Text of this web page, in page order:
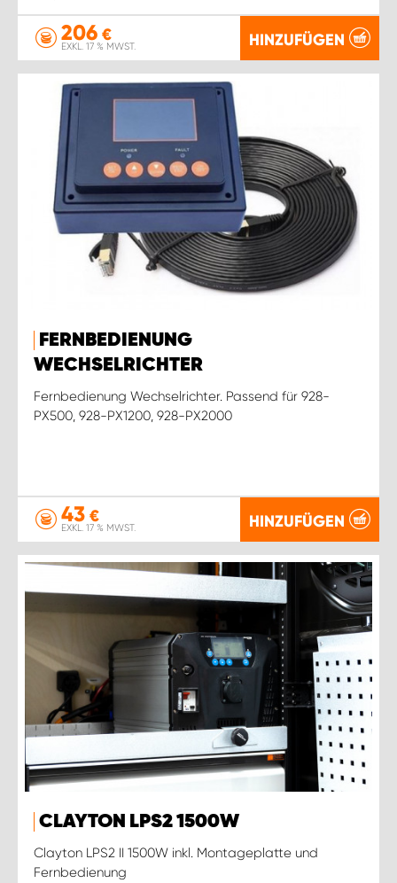
206 €
EXKL. 17 % MWST. HINZUFÜGEN
FERNBEDIENUNG
WECHSELRICHTER
Fernbedienung Wechselrichter. Passend für 928-
PX500, 928-PX1200, 928-PX2000
43 €
EXKL. 17 % MWST. HINZUFÜGEN
CLAYTON LPS2 1500W
Clayton LPS2 II 1500W inkl. Montageplatte und
Fernbedienung